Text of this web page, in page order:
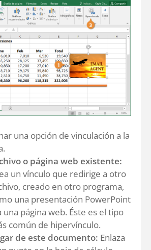
una opción de vinculación a la
o página web existente:
un vínculo que redirige a otro
creado en otro programa,
una presentación PowerPoint
una página web. Éste es el tipo
común de hipervínculo.
de este documento: Enlaza